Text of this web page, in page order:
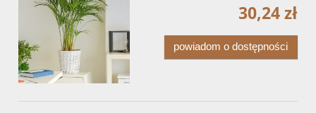
30,24 zł
powiadom o dostępności